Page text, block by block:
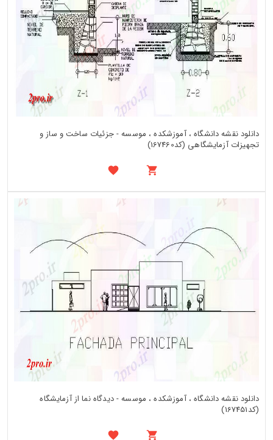
دانلود نقشه دانشگاه ، آموزشکده ، موسسه - جزئیات ساخت و ساز و
تجهیزات آزمایشگاهی (کد167460)
دانلود نقشه دانشگاه ، آموزشکده ، موسسه - دیدگاه نما از آزمایشگاه
(کد167451)